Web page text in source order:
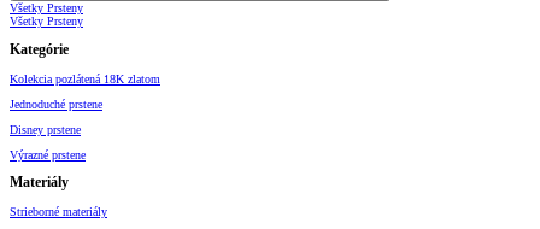
Všetky Prsteny
Všetky Prsteny
Kategórie
Kolekcia pozlátená 18K zlatom
Jednoduché prstene
Disney prstene
Výrazné prstene
Materiály
Strieborné materiály